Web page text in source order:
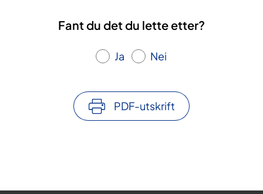
Fant du det du lette etter?
Ja Nei
PDF-utskrift